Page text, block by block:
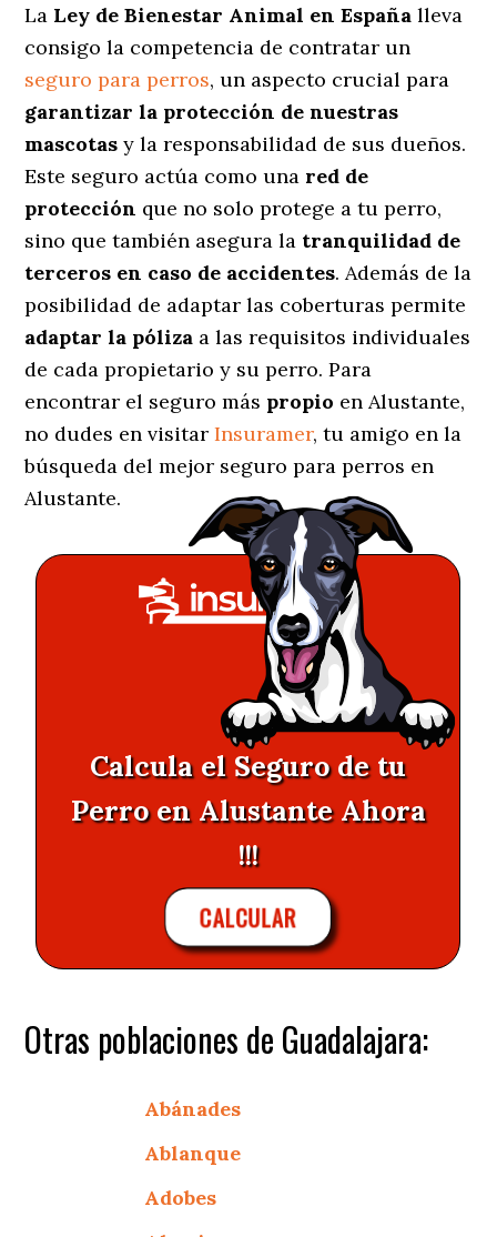
La Ley de Bienestar Animal en España lleva
consigo la competencia de contratar un
seguro para perros, un aspecto crucial para
garantizar la protección de nuestras
mascotas y la responsabilidad de sus dueños.
Este seguro actúa como una red de
protección que no solo protege a tu perro,
sino que también asegura la tranquilidad de
terceros en caso de accidentes. Además de la
posibilidad de adaptar las coberturas permite
adaptar la póliza a las requisitos individuales
de cada propietario y su perro. Para
encontrar el seguro más propio en Alustante,
no dudes en visitarInsuramer, tu amigo en la
búsqueda del mejor seguro para perros en
Alustante.
Calcula el Seguro de tu
Perro en Alustante Ahora
!!!
CALCULAR
Otras poblaciones de Guadalajara:
Abánades
Ablanque
Adobes